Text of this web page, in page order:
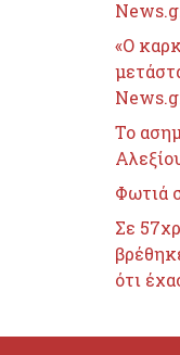
«Ο
Το
Φωτιά
Σε
ότι